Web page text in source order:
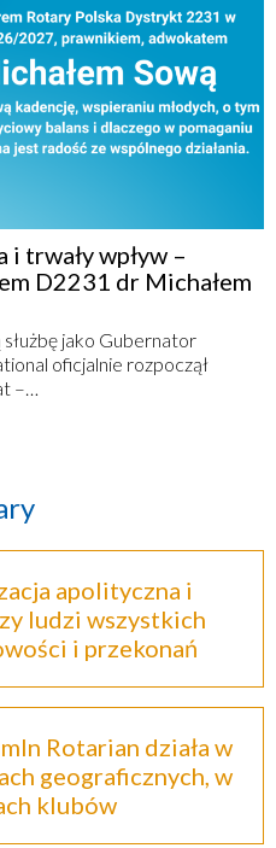
trwały wpływ –
D2231 dr Michałem
jako Gubernator
oficjalnie rozpoczął
–…
apolityczna i
ludzi wszystkich
i przekonań
Rotarian działa w
geograficznych, w
klubów